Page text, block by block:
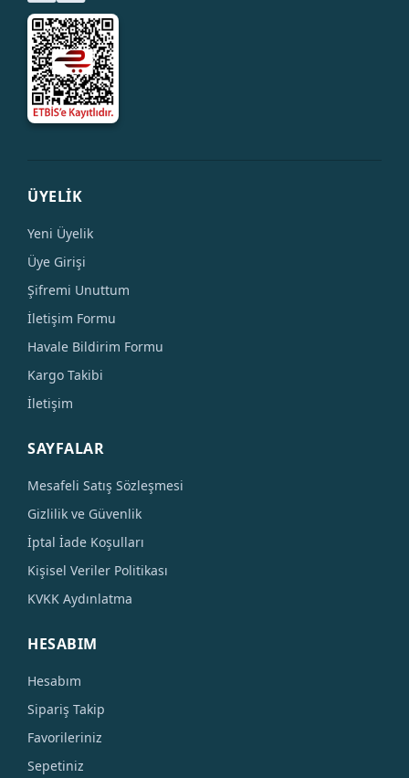
ÜYELİK
Yeni Üyelik
Üye Girişi
Şifremi Unuttum
İletişim Formu
Havale Bildirim Formu
Kargo Takibi
İletişim
SAYFALAR
Mesafeli Satış Sözleşmesi
Gizlilik ve Güvenlik
İptal İade Koşulları
Kişisel Veriler Politikası
KVKK Aydınlatma
HESABIM
Hesabım
Sipariş Takip
Favorileriniz
Sepetiniz